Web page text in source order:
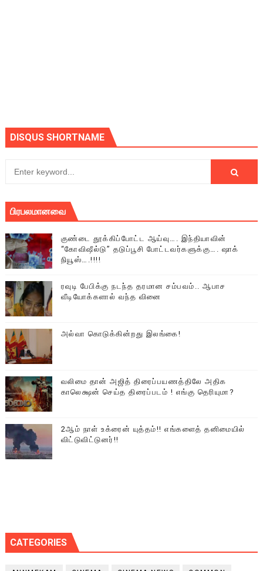
DISQUS SHORTNAME
பிரபலமானவை
குண்டை தூக்கிப்போட்ட ஆய்வு…. இந்தியாவின்
“கோவிஷீல்டு” தடுப்பூசி போட்டவர்களுக்கு…. ஷாக்
நியூஸ்….!!!!
ரவுடி பேபிக்கு நடந்த தரமான சம்பவம்.. ஆபாச
வீடியோக்களால் வந்த வினை
அல்வா கொடுக்கின்றது இலங்கை!
வலிமை தான் அஜித் திரைப்பயணத்திலே அதிக
காலெக்ஷன் செய்த திரைப்படம் ! எங்கு தெரியுமா?
2ஆம் நாள் உக்ரைன் யுத்தம்!! எங்களைத் தனிமையில்
விட்டுவிட்டுனர்!!
CATEGORIES